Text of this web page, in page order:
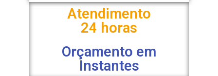
Atendimento
24 horas
Orçamento em
Instantes